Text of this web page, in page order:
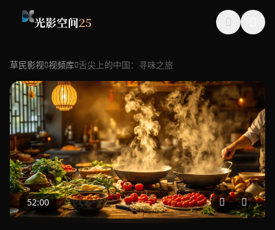
光影空间25
草民影视 视频库 舌尖上的中国：寻味之旅
52:00